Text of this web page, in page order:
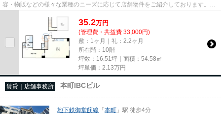
容・物販などの様々な業種のニーズに応じて店舗物件をご紹介しております。
尚、弊社ではおとり広告は一切...
35.2万円
(管理費・共益費 33,000円)
敷：1ヶ月｜礼：2.2ヶ月
所在階：10階
坪数：16.51坪｜面積：54.58㎡
坪単価： 2.13万円
賃貸｜店舗事務所 本町IBCビル
地下鉄御堂筋線 「本町 」駅 徒歩4分